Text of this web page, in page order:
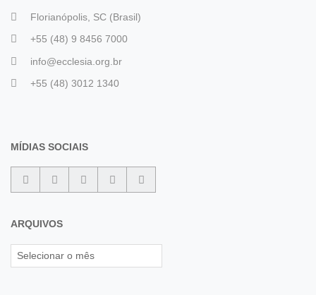
Florianópolis, SC (Brasil)
+55 (48) 9 8456 7000
info@ecclesia.org.br
+55 (48) 3012 1340
MÍDIAS SOCIAIS
ARQUIVOS